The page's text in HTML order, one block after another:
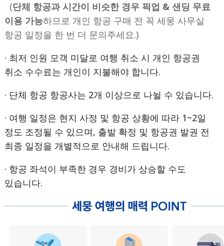
(단체 항공과 시간이 비슷한 경우 픽업 & 샌딩 무료
이용 가능하므로 개인 항공 구매 전 꼭 세뭉 사무실
항공 일정을 한 번 더 문의주세요.)
· 최저 인원 모객 미달로 여행 취소 시 개인 항공권
취소 수수료는 개인이 지불해야 합니다.
· 단체 항공 항공사는 2개 이상으로 나뉠 수 있습니다.
· 여행 일정은 현지 사정 및 항공 상황에 따라 1~2일
정도 조정될 수 있으며, 출발 확정 및 항공권 발권 전
최종 일정을 개별적으로 안내해 드립니다.
· 항공 좌석이 부족한 경우 경비가 상승할 수도
있습니다.